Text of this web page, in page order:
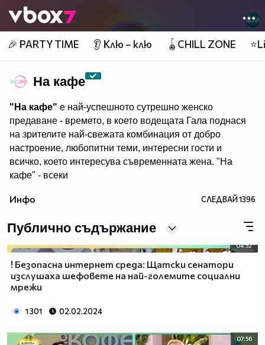
👾
🎉 PARTY TIME 👂 Клю – клю 🪀CHILL ZONE
На кафе
"На кафе" е най-успешното сутрешно женско
предаване - времето, в което водещата Гала поднася
на зрителите най-свежата комбинация от добро
настроение, любопитни теми, интересни гости и
всичко, което интересува съвременната жена. "На
кафе" - всеки
може да гледате и в
Инфо СЛЕДВАЙ1396
Публично съдържание
04:52
! Безопасна интернет среда: Щатски сенатори
изслушаха шефовете на най-големите социални
мрежи
1 301 02.02.2024
07:56